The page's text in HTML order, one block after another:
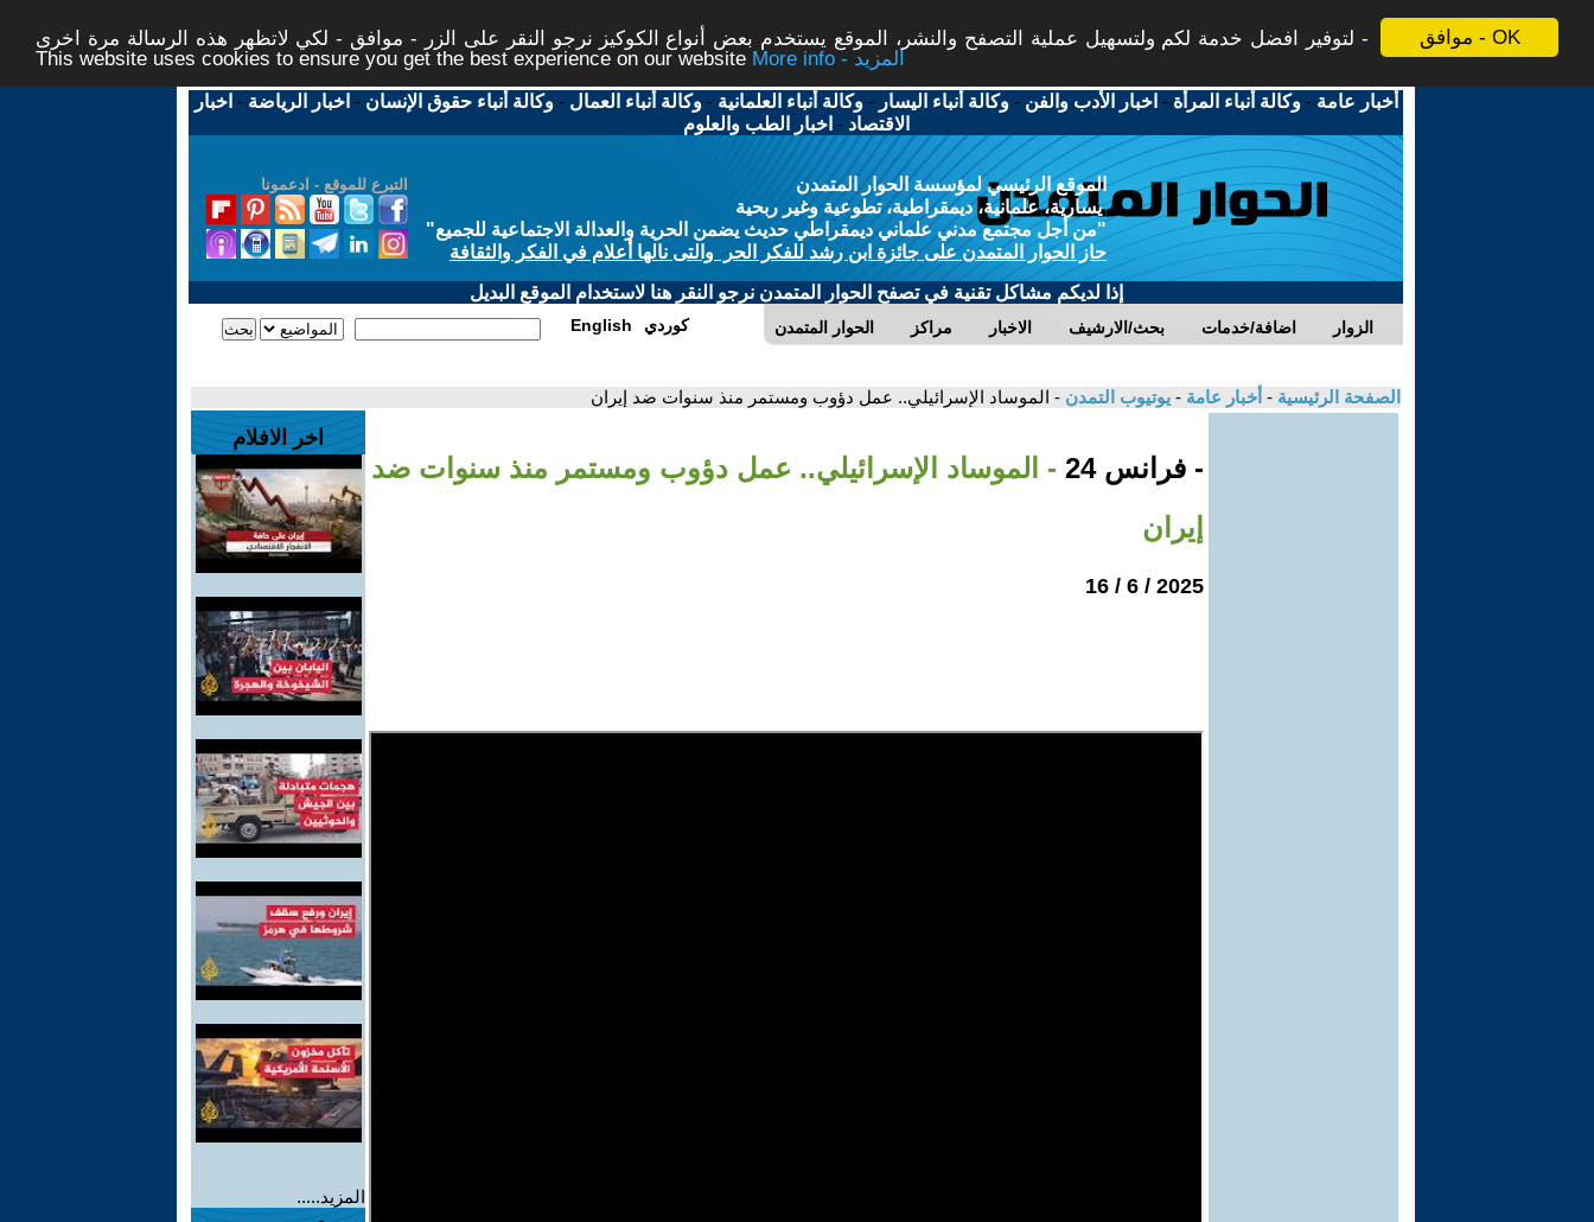
موافق - OK
لتوفير افضل خدمة لكم ولتسهيل عملية التصفح والنشر، الموقع يستخدم بعض أنواع الكوكيز نرجو النقر على الزر - موافق - لكي لاتظهر هذه الرسالة مرة اخرى -
This website uses cookies to ensure you get the best experience on our website
More info - المزيد
أخبار عامة -وكالة أنباء المرأة - اخبار الأدب والفن -وكالة أنباء اليسار -وكالة أنباء العلمانية -وكالة أنباء العمال -وكالة أنباء حقوق الإنسان - اخبار الرياضة - اخبار
الاقتصاد - اخبار الطب والعلوم
التبرع للموقع - ادعمونا
الموقع الرئيسي لمؤسسة الحوار المتمدن
يسارية، علمانية، ديمقراطية، تطوعية وغير ربحية
"من أجل مجتمع مدني علماني ديمقراطي حديث يضمن الحرية والعدالة الاجتماعية للجميع"
حاز الحوار المتمدن على جائزة ابن رشد للفكر الحر والتى نالها أعلام في الفكر والثقافة
إذا لديكم مشاكل تقنية في تصفح الحوار المتمدن نرجو النقر هنا لاستخدام الموقع البديل
الحوار المتمدن مراكز الاخبار بحث/الارشيف اضافة/خدمات الزوار English كوردي
الصفحة الرئيسية - أخبار عامة - يوتيوب التمدن - الموساد الإسرائيلي.. عمل دؤوب ومستمر منذ سنوات ضد إيران
- فرانس 24
- الموساد الإسرائيلي.. عمل دؤوب ومستمر منذ سنوات ضد
إيران
2025 / 6 / 16
اخر الافلام
المزيد.....